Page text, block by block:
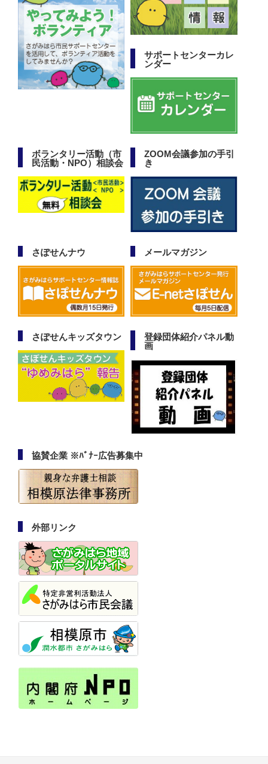
サポートセンターカレ
ンダー
ボランタリー活動（市
民活動・NPO）相談会
ZOOM会議参加の手引
き
さぽせんナウ メールマガジン
さぽせんキッズタウン
登録団体紹介パネル動
画
協賛企業 ※ﾊﾞﾅｰ広告募集中
外部リンク